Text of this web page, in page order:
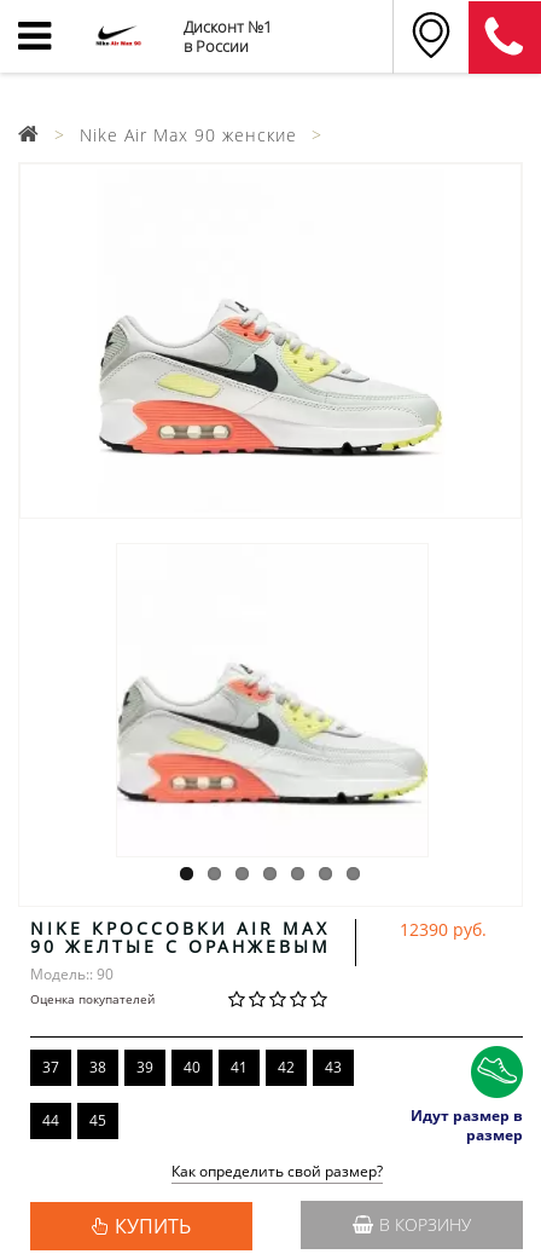
Дисконт №1
в России
Nike Air Max 90 женские
NIKE КРОССОВКИ AIR MAX
90 ЖЕЛТЫЕ С ОРАНЖЕВЫМ
Модель:: 90
Оценка покупателей
12390 руб.
37 38 39 40 41 42 43
44 45
Идут размер в
размер
Как определить свой размер?
КУПИТЬ В КОРЗИНУ